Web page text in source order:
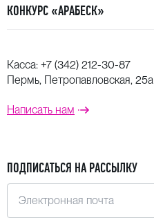
КОНКУРС «АРАБЕСК»
Касса: +7 (342) 212-30-87
Пермь, Петропавловская, 25а
Написать нам
ПОДПИСАТЬСЯ НА РАССЫЛКУ
Электронная почта